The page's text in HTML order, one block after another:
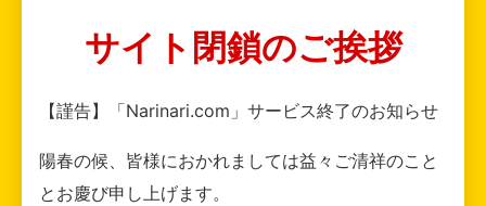
サイト閉鎖のご挨拶
【謹告】「Narinari.com」サービス終了のお知らせ
陽春の候、皆様におかれましては益々ご清祥のこと
とお慶び申し上げます。